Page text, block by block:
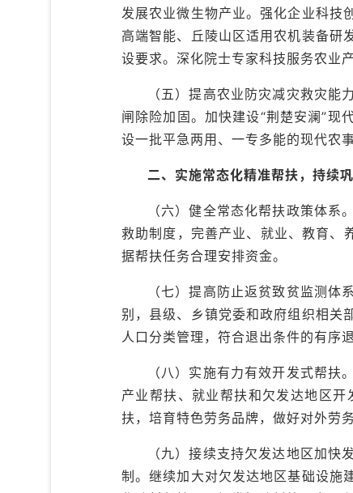
发展农业微生物产业。强化企业科技
高端智能、丘陵山区适用农机装备研
设要求。深化院士专家科技服务农业
（五）提高农业防灾减灾救灾
闸除险加固。加快建设“荆楚安澜”现
设一批平急两用、一专多能的现代农
二、实施常态化精准帮扶，持续
（六）健全常态化帮扶政策体
救助制度，完善产业、就业、教育、
据帮扶任务合理安排资金。
（七）提高防止返贫致贫监测
别，县级、乡镇党委和政府组织相关
人口分类管理，符合退出条件的有序
（八）实施有力有效开发式帮
产业帮扶、就业帮扶和欠发达地区
扶，培育特色劳务品牌，做好对外劳
（九）接续支持欠发达地区加
制。继续加大对欠发达地区基础设施